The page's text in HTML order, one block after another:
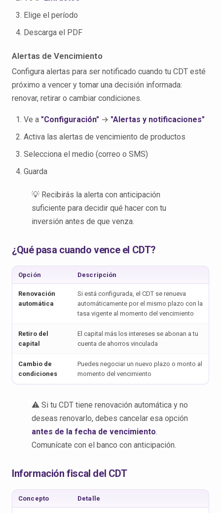
Elige el período
Descarga el PDF
Alertas de Vencimiento
Configura alertas para ser notificado cuando tu CDT esté
próximo a vencer y tomar una decisión informada:
renovar, retirar o cambiar condiciones.
Ve a "Configuración" → "Alertas y notificaciones"
Activa las alertas de vencimiento de productos
Selecciona el medio (correo o SMS)
Guarda
💡 Recibirás la alerta con anticipación
suficiente para decidir qué hacer con tu
inversión antes de que venza.
¿Qué pasa cuando vence el CDT?
Opción Descripción
Renovación
automática
Si está configurada, el CDT se renueva
automáticamente por el mismo plazo con la
tasa vigente al momento del vencimiento
Retiro del
capital
El capital más los intereses se abonan a tu
cuenta de ahorros vinculada
Cambio de
condiciones
Puedes negociar un nuevo plazo o monto al
momento del vencimiento
⚠️ Si tu CDT tiene renovación automática y no
deseas renovarlo, debes cancelar esa opción
antes de la fecha de vencimiento.
Comunícate con el banco con anticipación.
Información fiscal del CDT
Concepto Detalle